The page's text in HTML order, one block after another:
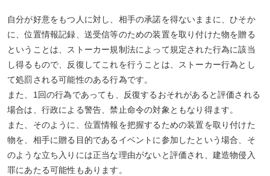
自分が好意をもつ人に対し、相手の承諾を得ないままに、ひそか
に、位置情報記録、送受信等のための装置を取り付けた物を贈る
ということは、ストーカー規制法によって規定された行為に該当
し得るもので、反復してこれを行うことは、ストーカー行為とし
て処罰される可能性のある行為です。
また、1回の行為であっても、反復するおそれがあると評価される
場合は、行政による警告、禁止命令の対象ともなり得ます。
また、そのように、位置情報を把握するための装置を取り付けた
物を、相手に贈る目的であるイベントに参加したという場合、そ
のような立ち入りには正当な理由がないと評価され、建造物侵入
罪にあたる可能性もあります。